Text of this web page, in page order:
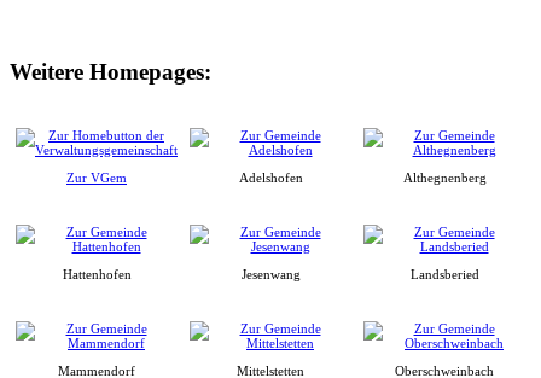
Weitere Homepages:
Zur VGem Adelshofen Althegnenberg
Hattenhofen Jesenwang Landsberied
Mammendorf Mittelstetten Oberschweinbach